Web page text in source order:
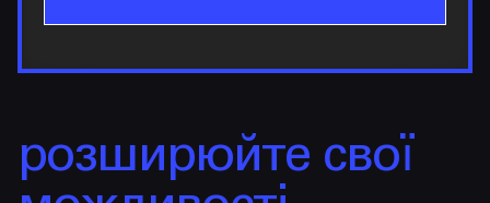
розширюйте свої